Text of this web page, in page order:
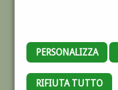
PERSONALIZZA
RIFIUTA TUTTO